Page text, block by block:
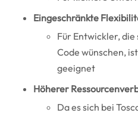
Eingeschränkte
Für Entwickler,
Code wünschen,
geeignet
Höherer
Da es sich bei